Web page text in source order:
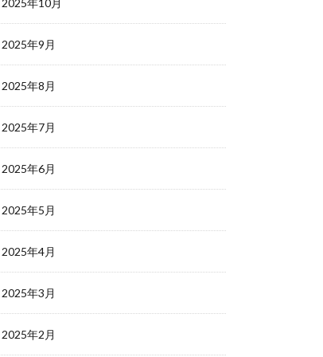
2025年10月
2025年9月
2025年8月
2025年7月
2025年6月
2025年5月
2025年4月
2025年3月
2025年2月